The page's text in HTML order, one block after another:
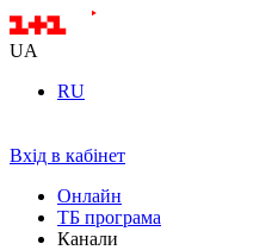
UA
RU
Вхід в кабінет
Онлайн
ТБ програма
Канали